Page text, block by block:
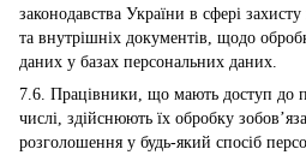
законодавства України в сфері
та внутрішніх документів, щодо
даних у базах персональних даних.
7.6. Працівники, що мають доступ до
числі, здійснюють їх обробку
розголошення у будь-який спосіб